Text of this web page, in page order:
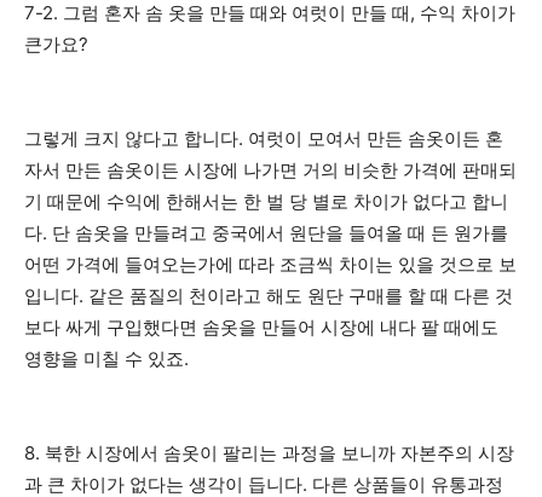
7-2. 그럼 혼자 솜 옷을 만들 때와 여럿이 만들 때, 수익 차이가
큰가요?
그렇게 크지 않다고 합니다. 여럿이 모여서 만든 솜옷이든 혼
자서 만든 솜옷이든 시장에 나가면 거의 비슷한 가격에 판매되
기 때문에 수익에 한해서는 한 벌 당 별로 차이가 없다고 합니
다. 단 솜옷을 만들려고 중국에서 원단을 들여올 때 든 원가를
어떤 가격에 들여오는가에 따라 조금씩 차이는 있을 것으로 보
입니다. 같은 품질의 천이라고 해도 원단 구매를 할 때 다른 것
보다 싸게 구입했다면 솜옷을 만들어 시장에 내다 팔 때에도
영향을 미칠 수 있죠.
8. 북한 시장에서 솜옷이 팔리는 과정을 보니까 자본주의 시장
과 큰 차이가 없다는 생각이 듭니다. 다른 상품들이 유통과정